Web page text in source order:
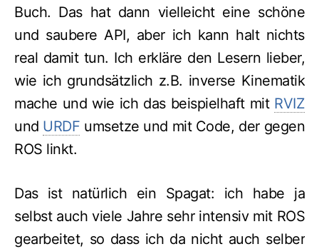
Buch. Das hat dann vielleicht eine schöne
und saubere API, aber ich kann halt nichts
real damit tun. Ich erkläre den Lesern lieber,
wie ich grundsätzlich z.B. inverse Kinematik
mache und wie ich das beispielhaft mit RVIZ
und URDF umsetze und mit Code, der gegen
ROS linkt.
Das ist natürlich ein Spagat: ich habe ja
selbst auch viele Jahre sehr intensiv mit ROS
gearbeitet, so dass ich da nicht auch selber